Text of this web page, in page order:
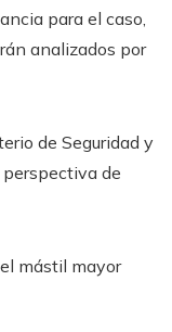
para el caso,
analizados por
de Seguridad y
de